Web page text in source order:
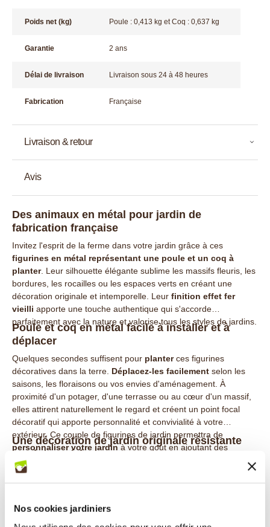
Nos cookies jardiniers
Des animaux en métal pour jardin de
fabrication française
Invitez l'esprit de la ferme dans votre jardin grâce à ces
figurines en métal représentant une poule et un coq à
planter. Leur silhouette élégante sublime les massifs fleuris, les
bordures, les rocailles ou les espaces verts en créant une
décoration originale et intemporelle. Leur finition effet fer
vieilli apporte une touche authentique qui s'accorde
parfaitement avec la nature et valorise tous les styles de jardins.
Poule et coq en métal facile à installer et à
déplacer
Quelques secondes suffisent pour planterces figurines
décoratives dans la terre. Déplacez-les facilement selon les
saisons, les floraisons ou vos envies d'aménagement. À
proximité d'un potager, d'une terrasse ou au cœur d'un massif,
elles attirent naturellement le regard et créent un point focal
décoratif qui apporte personnalité et convivialité à votre
extérieur. Ce couple de figurines de jardin permettra de
personnaliser votre jardinà votre gout en ajoutant des
animaux en métal.
Une décoration de jardin originale résistante
aux intempéries
Conçues en
décoratives offrent une excellente résistance à la pluie, au soleil
élégance au fil des saisons sans entretien particulier. Les
pics d'ancrage de 8 cm
assurent une parfaite stabilité dans le
Poids net (kg) Poule : 0,413 kg et Coq : 0,637 kg
Garantie 2 ans
Délai de livraison Livraison sous 24 à 48 heures
Fabrication Française
Livraison & retour
Avis